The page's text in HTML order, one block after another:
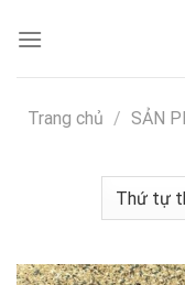
đến
Trang chủ / SẢN